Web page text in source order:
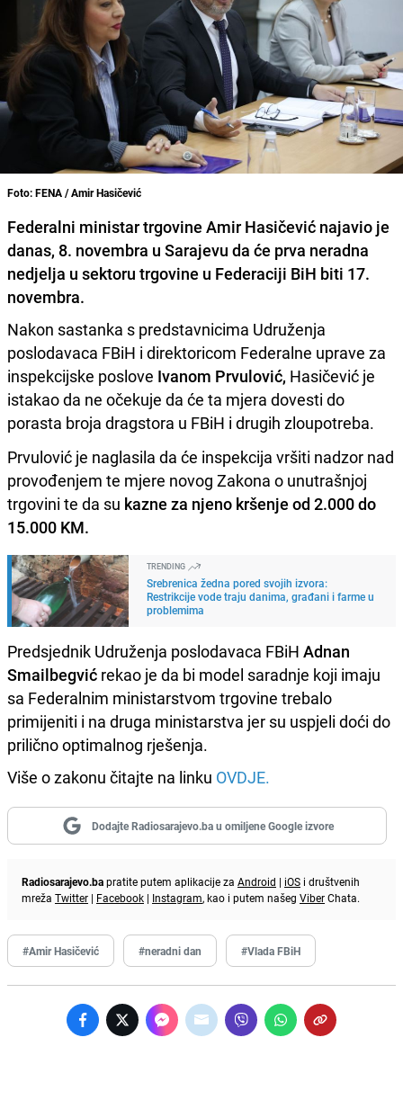
Foto: FENA / Amir Hasičević
Federalni ministar trgovine Amir Hasičević najavio je
danas, 8. novembra u Sarajevu da će prva neradna
nedjelja u sektoru trgovine u Federaciji BiH biti 17.
novembra.
Nakon sastanka s predstavnicima Udruženja
poslodavaca FBiH i direktoricom Federalne uprave za
inspekcijske poslove Ivanom Prvulović, Hasičević je
istakao da ne očekuje da će ta mjera dovesti do
porasta broja dragstora u FBiH i drugih zloupotreba.
Prvulović je naglasila da će inspekcija vršiti nadzor nad
provođenjem te mjere novog Zakona o unutrašnjoj
trgovini te da su kazne za njeno kršenje od 2.000 do
15.000 KM.
TRENDING
Srebrenica žedna pored svojih izvora:
Restrikcije vode traju danima, građani i farme u
problemima
Predsjednik Udruženja poslodavaca FBiH Adnan
Smailbegvić rekao je da bi model saradnje koji imaju
sa Federalnim ministarstvom trgovine trebalo
primijeniti i na druga ministarstva jer su uspjeli doći do
prilično optimalnog rješenja.
Više o zakonu čitajte na linku OVDJE.
Dodajte Radiosarajevo.ba u omiljene Google izvore
Radiosarajevo.bapratite putem aplikacije za Android | iOS i društvenih
mreža Twitter | Facebook | Instagram, kao i putem našeg ViberChata.
#Amir Hasičević #neradni dan #Vlada FBiH